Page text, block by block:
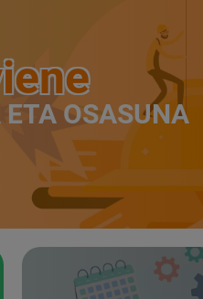
OSASUNA